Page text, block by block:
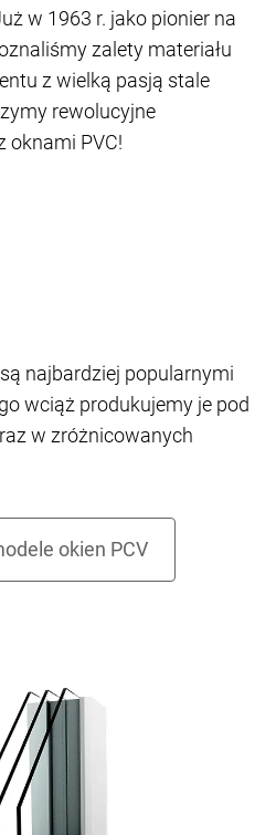
w 1963 r. jako pionier na
zalety materiału
z wielką pasją stale
rewolucyjne
oknami PVC!
najbardziej popularnymi
wciąż produkujemy je pod
w zróżnicowanych